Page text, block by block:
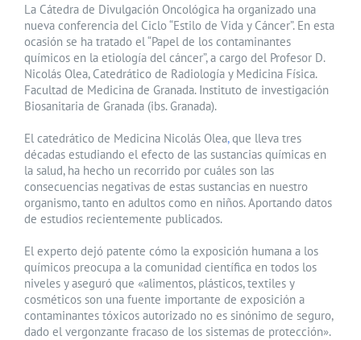
La Cátedra de Divulgación Oncológica ha organizado una
nueva conferencia del Ciclo “Estilo de Vida y Cáncer”. En esta
ocasión se ha tratado el “Papel de los contaminantes
químicos en la etiología del cáncer”, a cargo del Profesor D.
Nicolás Olea, Catedrático de Radiología y Medicina Física.
Facultad de Medicina de Granada. Instituto de investigación
Biosanitaria de Granada (ibs. Granada).
El catedrático de Medicina Nicolás Olea,que lleva tres
décadas estudiando el efecto de las sustancias químicas en
la salud, ha hecho un recorrido por cuáles son las
consecuencias negativas de estas sustancias en nuestro
organismo, tanto en adultos como en niños. Aportando datos
de estudios recientemente publicados.
El experto dejó patente cómo la exposición humana a los
químicos preocupa a la comunidad científica en todos los
niveles y aseguró que «alimentos, plásticos, textiles y
cosméticos son una fuente importante de exposición a
contaminantes tóxicos autorizado no es sinónimo de seguro,
dado el vergonzante fracaso de los sistemas de protección».